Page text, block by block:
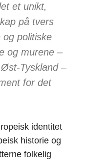
et unikt,
på tvers
og politiske
og murene –
Tyskland –
for det
identitet
historie og
folkelig